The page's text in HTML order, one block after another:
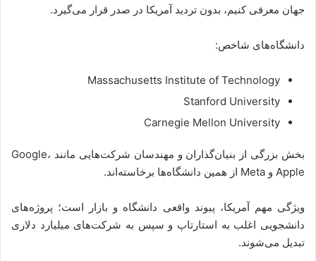
جهان معرفی کنیم، بدون تردید آمریکا در صدر قرار می‌گیرد.
دانشگاه‌های شاخص:
Massachusetts Institute of Technology
Stanford University
Carnegie Mellon University
بخش بزرگی از بنیان‌گذاران و مهندسان شرکت‌هایی مانند Google،
Apple و Meta از همین دانشگاه‌ها برخاسته‌اند.
ویژگی مهم آمریکا، پیوند واقعی دانشگاه و بازار است؛ پروژه‌های
دانشجویی اغلب به استارتاپ و سپس به شرکت‌های میلیارد دلاری
تبدیل می‌شوند.